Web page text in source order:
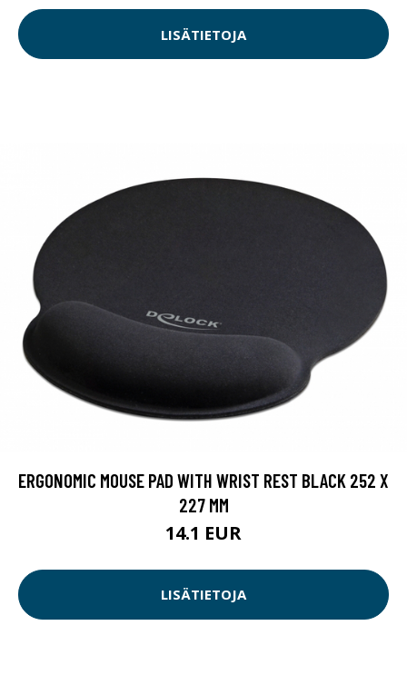
LISÄTIETOJA
ERGONOMIC MOUSE PAD WITH WRIST REST BLACK 252 X
227 MM
14.1 EUR
LISÄTIETOJA